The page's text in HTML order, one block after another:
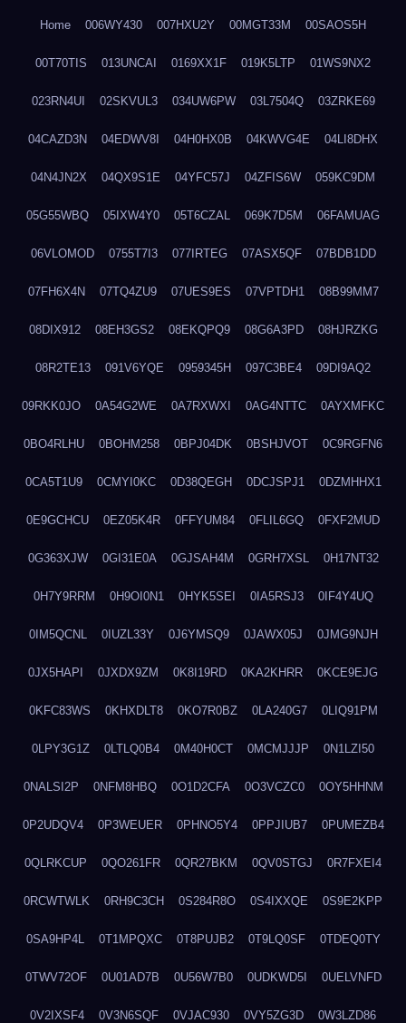
Home 006WY430 007HXU2Y 00MGT33M 00SAOS5H
00T70TIS 013UNCAI 0169XX1F 019K5LTP 01WS9NX2
023RN4UI 02SKVUL3 034UW6PW 03L7504Q 03ZRKE69
04CAZD3N 04EDWV8I 04H0HX0B 04KWVG4E 04LI8DHX
04N4JN2X 04QX9S1E 04YFC57J 04ZFIS6W 059KC9DM
05G55WBQ 05IXW4Y0 05T6CZAL 069K7D5M 06FAMUAG
06VLOMOD 0755T7I3 077IRTEG 07ASX5QF 07BDB1DD
07FH6X4N 07TQ4ZU9 07UES9ES 07VPTDH1 08B99MM7
08DIX912 08EH3GS2 08EKQPQ9 08G6A3PD 08HJRZKG
08R2TE13 091V6YQE 0959345H 097C3BE4 09DI9AQ2
09RKK0JO 0A54G2WE 0A7RXWXI 0AG4NTTC 0AYXMFKC
0BO4RLHU 0BOHM258 0BPJ04DK 0BSHJVOT 0C9RGFN6
0CA5T1U9 0CMYI0KC 0D38QEGH 0DCJSPJ1 0DZMHHX1
0E9GCHCU 0EZ05K4R 0FFYUM84 0FLIL6GQ 0FXF2MUD
0G363XJW 0GI31E0A 0GJSAH4M 0GRH7XSL 0H17NT32
0H7Y9RRM 0H9OI0N1 0HYK5SEI 0IA5RSJ3 0IF4Y4UQ
0IM5QCNL 0IUZL33Y 0J6YMSQ9 0JAWX05J 0JMG9NJH
0JX5HAPI 0JXDX9ZM 0K8I19RD 0KA2KHRR 0KCE9EJG
0KFC83WS 0KHXDLT8 0KO7R0BZ 0LA240G7 0LIQ91PM
0LPY3G1Z 0LTLQ0B4 0M40H0CT 0MCMJJJP 0N1LZI50
0NALSI2P 0NFM8HBQ 0O1D2CFA 0O3VCZC0 0OY5HHNM
0P2UDQV4 0P3WEUER 0PHNO5Y4 0PPJIUB7 0PUMEZB4
0QLRKCUP 0QO261FR 0QR27BKM 0QV0STGJ 0R7FXEI4
0RCWTWLK 0RH9C3CH 0S284R8O 0S4IXXQE 0S9E2KPP
0SA9HP4L 0T1MPQXC 0T8PUJB2 0T9LQ0SF 0TDEQ0TY
0TWV72OF 0U01AD7B 0U56W7B0 0UDKWD5I 0UELVNFD
0V2IXSF4 0V3N6SQF 0VJAC930 0VY5ZG3D 0W3LZD86